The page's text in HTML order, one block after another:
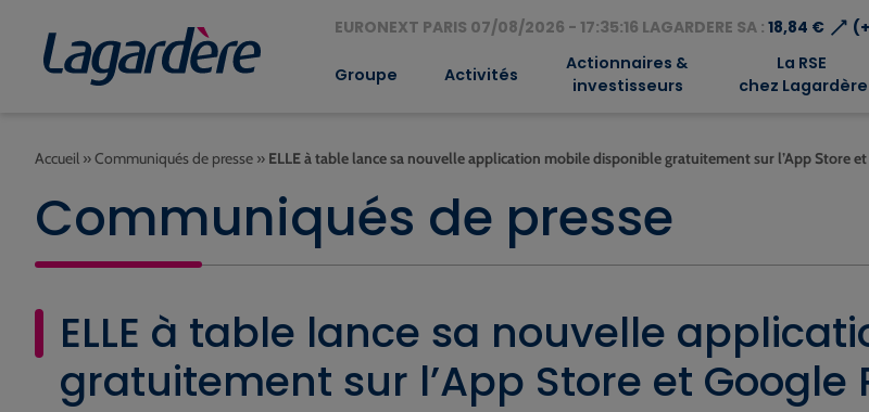
EURONEXT PARIS 07/08/2026 - 17:35:16 LAGARDERE SA : 18,84 €⟶
Groupe Activités
Actionnaires &
investisseurs
La RSE
chez Lagardère
Accueil »Communiqués de presse » ELLE à table lance sa nouvelle application mobile disponible gratuitement sur l’App Store
Communiqués de presse
ELLE à table lance sa nouvelle
gratuitement sur l’App Store et Google